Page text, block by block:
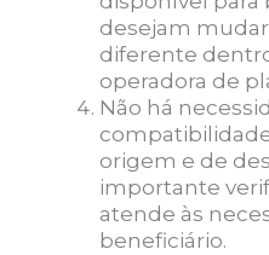
desejam
diferente
operadora de
Não há
origem e de
importante
atende às
beneficiário.